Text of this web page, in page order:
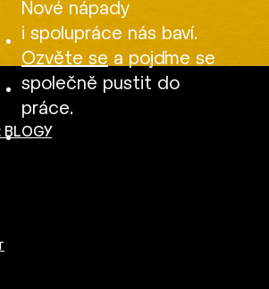
BLOGY
Nové nápady
i spolupráce nás baví.
Ozvěte se a pojďme se
společně pustit do
práce.